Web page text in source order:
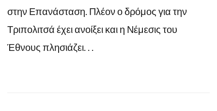
στην Επανάσταση. Πλέον ο δρόμος για την
Τριπολιτσά έχει ανοίξει και η Νέμεσις του
Έθνους πλησιάζει. . .